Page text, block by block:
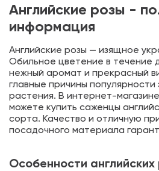
Английские розы -
информация
Английские розы — изящное
Обильное цветение в течение
нежный аромат и прекрасный
главные причины популярности
растения. В интернет-
можете купить саженцы
сорта. Качество и отличную
посадочного материала
Особенности английских